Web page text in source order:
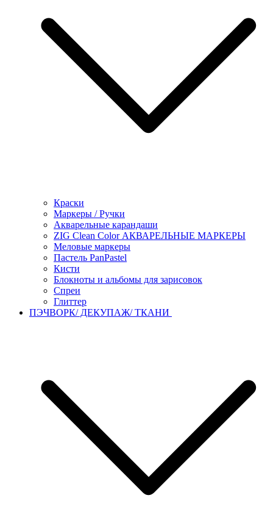
Краски
Маркеры / Ручки
Акварельные карандаши
ZIG Clean Color АКВАРЕЛЬНЫЕ МАРКЕРЫ
Меловые маркеры
Пастель PanPastel
Кисти
Блокноты и альбомы для зарисовок
Спреи
Глиттер
ПЭЧВОРК/ ДЕКУПАЖ/ ТКАНИ